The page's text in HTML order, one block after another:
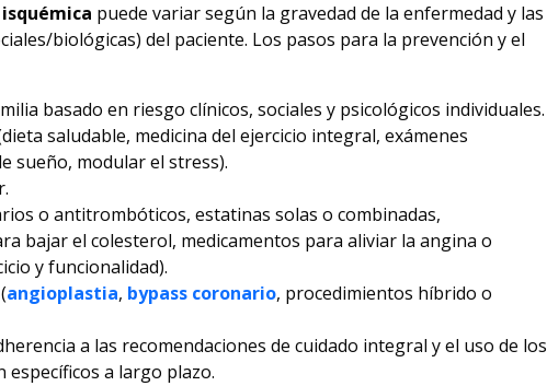
puede variar según la gravedad de la enfermedad y las
biológicas) del paciente. Los pasos para la prevención y el
basado en riesgo clínicos, sociales y psicológicos individuales.
saludable, medicina del ejercicio integral, exámenes
sueño, modular el stress).
o antitrombóticos, estatinas solas o combinadas,
bajar el colesterol, medicamentos para aliviar la angina o
y funcionalidad).
angioplastia, bypass coronario, procedimientos híbrido o
a las recomendaciones de cuidado integral y el uso de los
específicos a largo plazo.